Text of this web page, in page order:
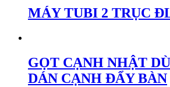
MÁY TUBI 2 TRỤC
GỌT CẠNH NHẬT
DÁN CẠNH ĐẨY BÀN